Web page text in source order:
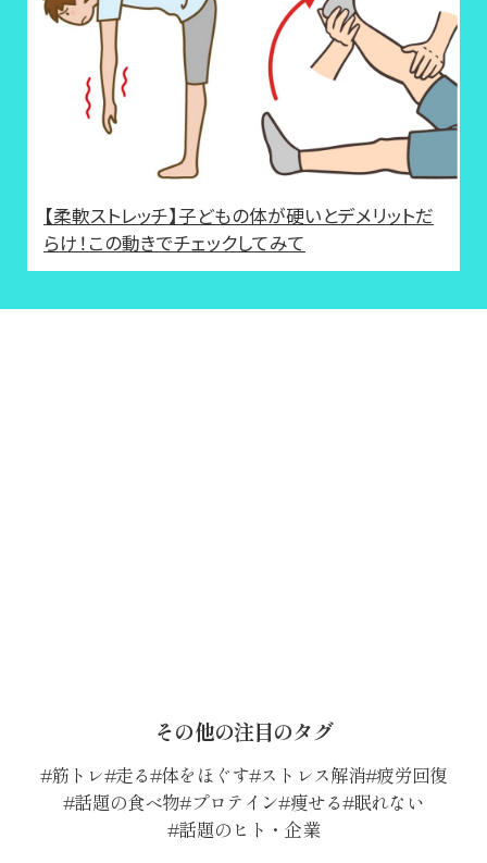
【柔軟ストレッチ】子どもの体が硬いとデメリットだ
らけ！この動きでチェックしてみて
その他の注目のタグ
筋トレ 走る 体をほぐす ストレス解消 疲労回復
話題の食べ物 プロテイン 痩せる 眠れない
話題のヒト・企業